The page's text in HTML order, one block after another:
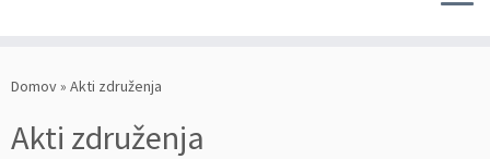
naDomov» Akti združenja
Akti združenja